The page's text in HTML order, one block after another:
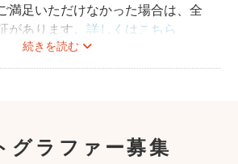
続きを読む
満足いただけなかった場合は、全
があります。詳しくはこちら
グラファー募集